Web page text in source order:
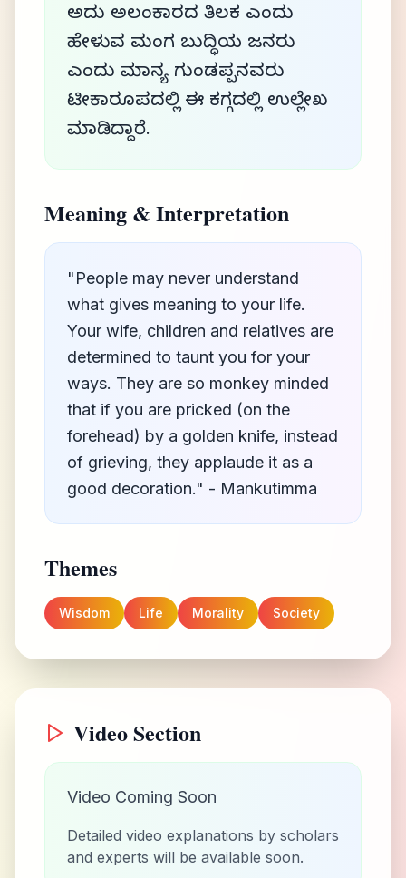
ಅದು ಅಲಂಕಾರದ ತಿಲಕ ಎಂದು
ಹೇಳುವ ಮಂಗ ಬುದ್ಧಿಯ ಜನರು
ಎಂದು ಮಾನ್ಯ ಗುಂಡಪ್ಪನವರು
ಟೀಕಾರೂಪದಲ್ಲಿ ಈ ಕಗ್ಗದಲ್ಲಿ ಉಲ್ಲೇಖ
ಮಾಡಿದ್ದಾರೆ.
Meaning & Interpretation
"People may never understand
what gives meaning to your life.
Your wife, children and relatives are
determined to taunt you for your
ways. They are so monkey minded
that if you are pricked (on the
forehead) by a golden knife, instead
of grieving, they applaude it as a
good decoration." - Mankutimma
Themes
Wisdom Life Morality Society
Video Section
Video Coming Soon
Detailed video explanations by scholars
and experts will be available soon.